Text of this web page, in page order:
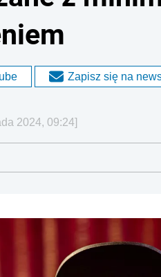
Zapisz się na
2024, 09:24]